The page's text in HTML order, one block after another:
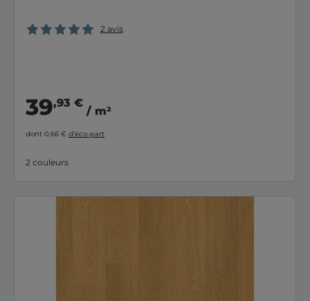
2 avis
39,93 €
/ m²
dont 0,66 € d’éco-part
2 couleurs